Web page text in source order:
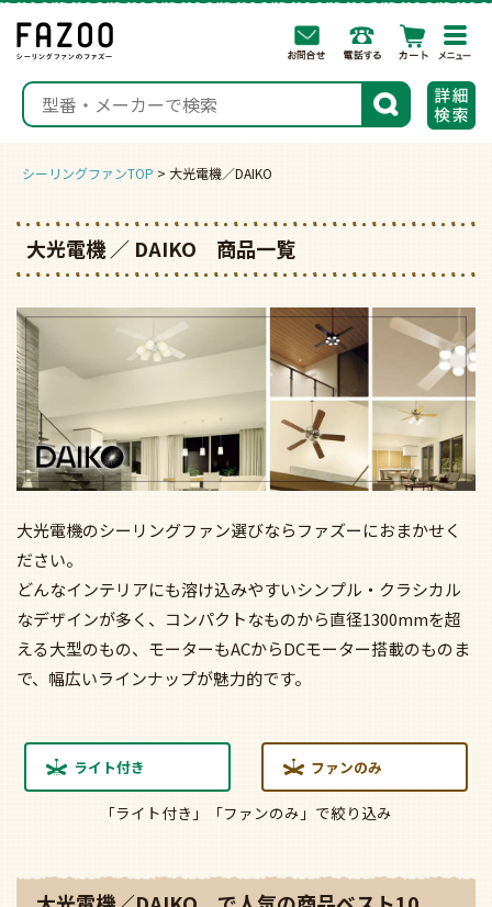
検索
シーリングファンTOP 大光電機／DAIKO
大光電機 ／ DAIKO 商品一覧
大光電機のシーリングファン選びならファズーにおまかせく
ださい。
どんなインテリアにも溶け込みやすいシンプル・クラシカル
なデザインが多く、コンパクトなものから直径1300mmを超
える大型のもの、モーターもACからDCモーター搭載のものま
で、幅広いラインナップが魅力的です。
ライト付き ファンのみ
「ライト付き」「ファンのみ」で絞り込み